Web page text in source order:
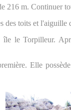
216 m. Continuer
des toits et
le Torpilleur.
Elle